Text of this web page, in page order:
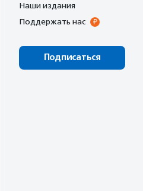
Наши издания
Поддержать нас
Подписаться